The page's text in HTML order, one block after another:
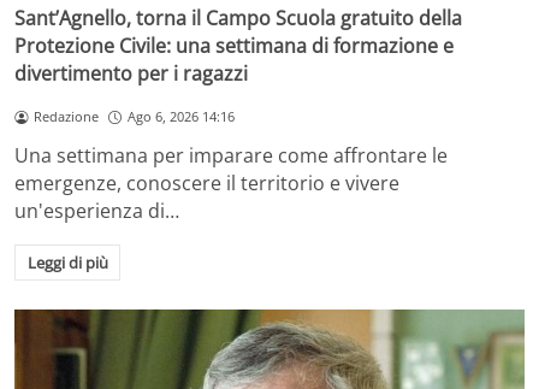
Sant’Agnello, torna il Campo Scuola gratuito della
Protezione Civile: una settimana di formazione e
divertimento per i ragazzi
Redazione Ago 6, 2026 14:16
Una settimana per imparare come affrontare le
emergenze, conoscere il territorio e vivere
un'esperienza di…
Leggi di più